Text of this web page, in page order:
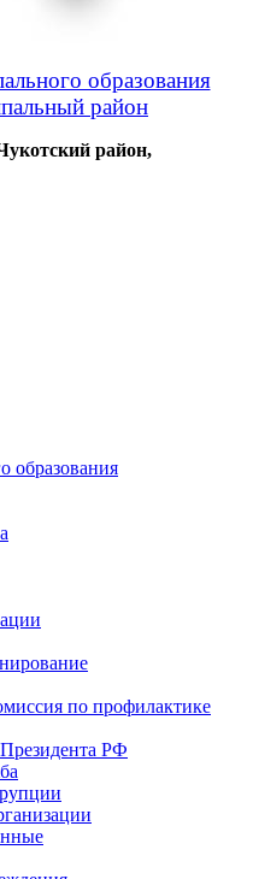
образования
район
район,
образования
по профилактике
РФ